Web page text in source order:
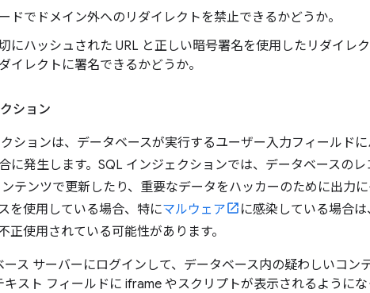
ドでドメイン外へのリダイレクトを禁止できるかどうか。
にハッシュされた URL と正しい暗号署名を使用したリダイレ
イレクトに署名できるかどうか。
ション
ションは、データベースが実行するユーザー入力フィールド
に発生します。SQL インジェクションでは、データベースの
テンツで更新したり、重要なデータをハッカーのために出力
を使用している場合、特にマルウェア
に感染している場合
正使用されている可能性があります。
ース サーバーにログインして、データベース内の疑わしいコン
キスト フィールドに iframe やスクリプトが表示されるようにな